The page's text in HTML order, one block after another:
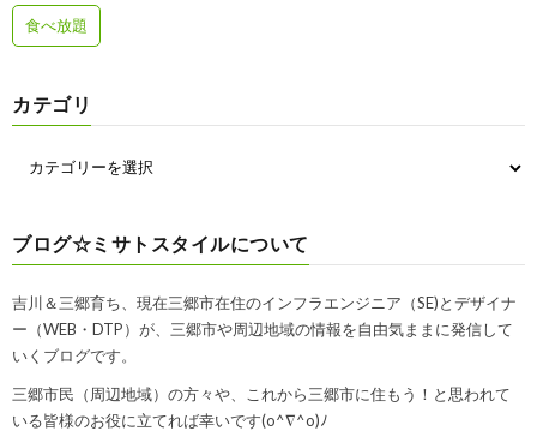
食べ放題
カテゴリ
ブログ☆ミサトスタイルについて
吉川＆三郷育ち、現在三郷市在住のインフラエンジニア（SE)とデザイナ
ー（WEB・DTP）が、三郷市や周辺地域の情報を自由気ままに発信して
いくブログです。
三郷市民（周辺地域）の方々や、これから三郷市に住もう！と思われて
いる皆様のお役に立てれば幸いです(o^∇^o)ﾉ